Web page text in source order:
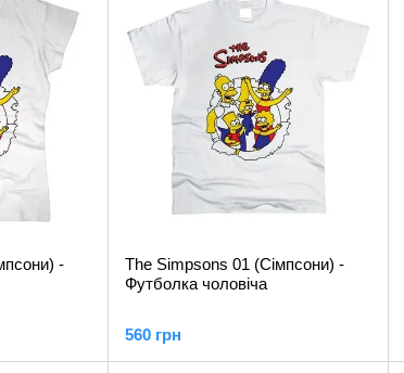
-
The Simpsons 01 (Сімпсони) -
Футболка чоловіча
560 грн